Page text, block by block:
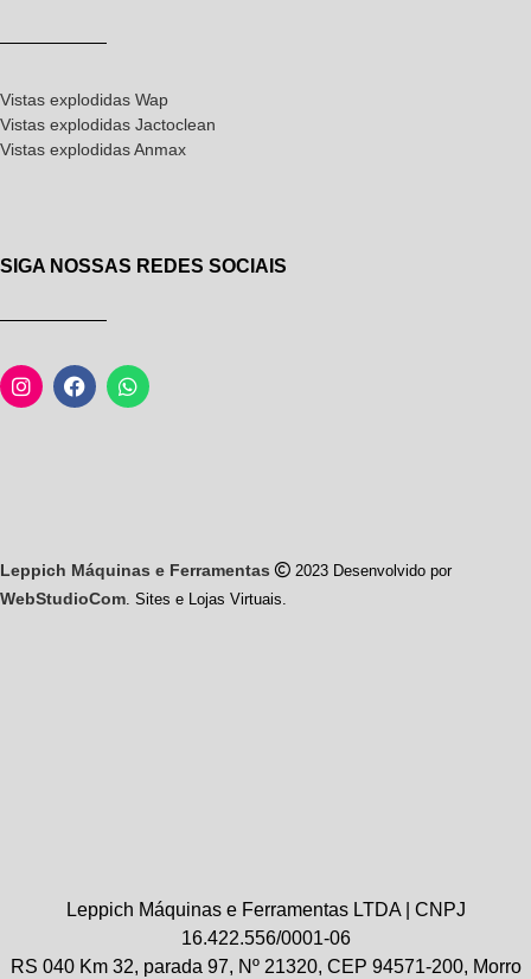
Vistas explodidas Wap
Vistas explodidas Jactoclean
Vistas explodidas Anmax
SIGA NOSSAS REDES SOCIAIS
Leppich Máquinas e Ferramentas 2023 Desenvolvido por
WebStudioCom . Sites e Lojas Virtuais.
Leppich Máquinas e Ferramentas LTDA | CNPJ
16.422.556/0001-06
RS 040 Km 32, parada 97, Nº 21320, CEP 94571-200, Morro